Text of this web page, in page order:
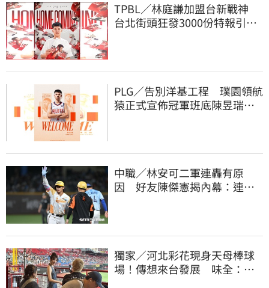
TPBL／林庭謙加盟台新戰神
台北街頭狂發3000份特報引爆
PLG／告別洋基工程 璞園領航
猿正式宣佈冠軍班底陳昱瑞下
中職／林安可二軍連轟有原
因 好友陳傑憲揭內幕：連天
獨家／河北彩花現身天母棒球
場！傳想來台發展 味全：歡